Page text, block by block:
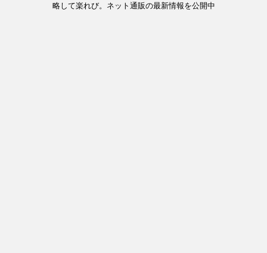
略して楽れび。ネット通販の最新情報を公開中